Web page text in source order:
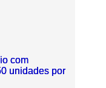
com
unidades por